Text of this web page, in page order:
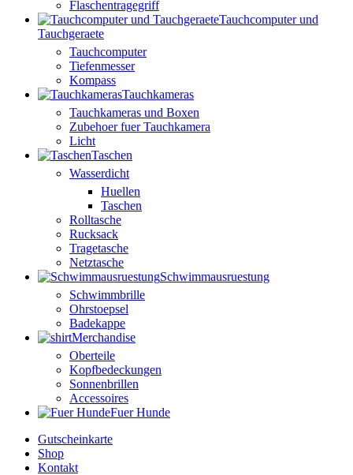
Flaschentragegriff
Tauchcomputer und
Tauchgeraete
Tauchcomputer
Tiefenmesser
Kompass
Tauchkameras
Tauchkameras und Boxen
Zubehoer fuer Tauchkamera
Licht
Taschen
Wasserdicht
Huellen
Taschen
Rolltasche
Rucksack
Tragetasche
Netztasche
Schwimmausruestung
Schwimmbrille
Ohrstoepsel
Badekappe
Merchandise
Oberteile
Kopfbedeckungen
Sonnenbrillen
Accessoires
Fuer Hunde
Gutscheinkarte
Shop
Kontakt